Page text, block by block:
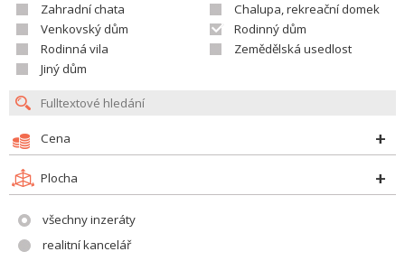
Zahradní chata
Chalupa, rekreační domek
Venkovský dům
Rodinný dům
Rodinná vila
Zemědělská usedlost
Jiný dům
Cena
Plocha
všechny inzeráty
realitní kancelář